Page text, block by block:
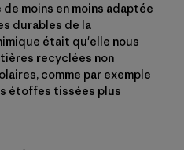
moins en moins adaptée
durables de la
était qu'elle nous
recyclées non
comme par exemple
étoffes tissées plus